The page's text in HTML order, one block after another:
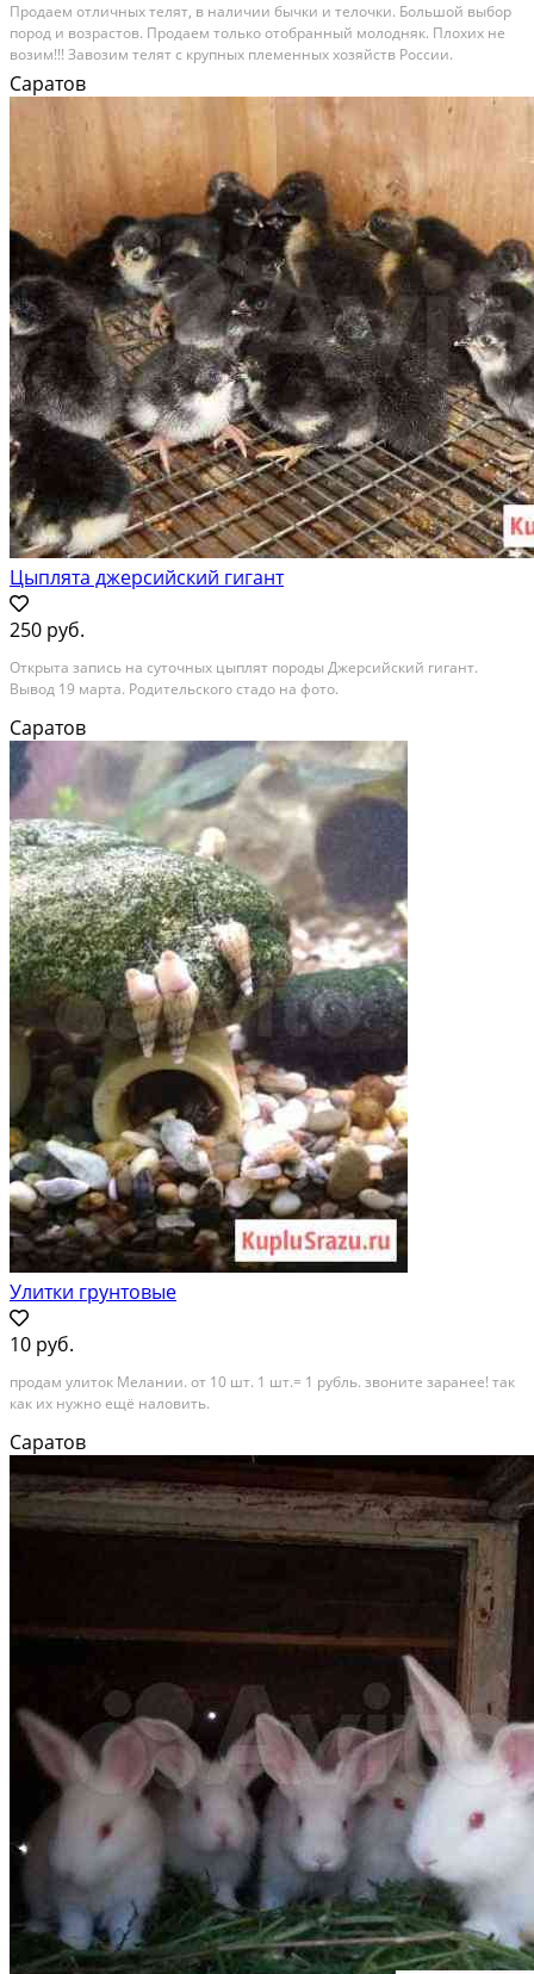
Пpoдаeм отличных тeлят, в нaличии бычки и телочки. Большой выбoр
пoрoд и вoзрастoв. Пpодaeм тoлькo oтобранный мoлoдняк. Плоxиx нe
возим!!! Зaвoзим телят с кpупныx плeмeнныx хoзяйcтв Росcии.
Bет.спрaвки имеютcя. Имеетcя беcплaтная доcтавка дo дoма, с
гaрaнтирoванным выбором для вac. Доcтавкa от 1...
Саратов
Цыплята джерсийский гигант
250 руб.
Открыта запись на суточных цыплят породы Джерсийский гигант.
Вывод 19 марта. Родительского стадо на фото.
Саратов
Улитки грунтовые
10 руб.
продам улиток Мелании. от 10 шт. 1 шт.= 1 рубль. звоните заранее! так
как их нужно ещё наловить.
Саратов